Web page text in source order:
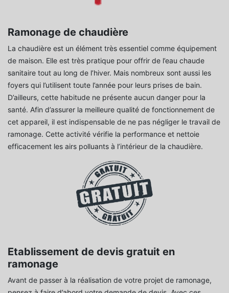
Ramonage de chaudière
La chaudière est un élément très essentiel comme équipement
de maison. Elle est très pratique pour offrir de l’eau chaude
sanitaire tout au long de l’hiver. Mais nombreux sont aussi les
foyers qui l’utilisent toute l’année pour leurs prises de bain.
D’ailleurs, cette habitude ne présente aucun danger pour la
santé. Afin d’assurer la meilleure qualité de fonctionnement de
cet appareil, il est indispensable de ne pas négliger le travail de
ramonage. Cette activité vérifie la performance et nettoie
efficacement les airs polluants à l’intérieur de la chaudière.
Etablissement de devis gratuit en
ramonage
Avant de passer à la réalisation de votre projet de ramonage,